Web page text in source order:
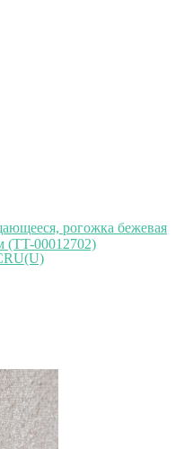
рогожка бежевая
(TT-00012702)